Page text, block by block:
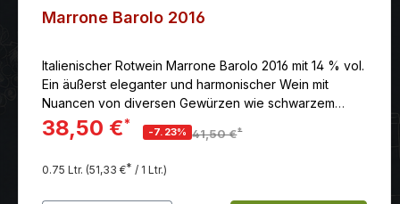
Marrone Barolo 2016
Italienischer Rotwein Marrone Barolo 2016 mit 14 % vol.
Ein äußerst eleganter und harmonischer Wein mit
Nuancen von diversen Gewürzen wie schwarzem
Pfeffer und Trüffel.
38,50 €*
-7.23% 41,50 €*
0.75 Ltr. (51,33 €* / 1 Ltr.)